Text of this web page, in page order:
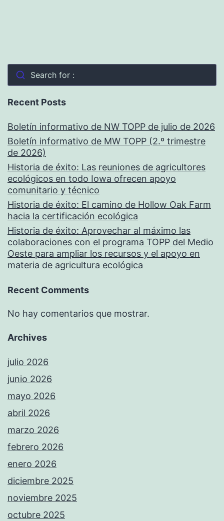
Search for :
Recent Posts
Boletín informativo de NW TOPP de julio de 2026
Boletín informativo de MW TOPP (2.º trimestre
de 2026)
Historia de éxito: Las reuniones de agricultores
ecológicos en todo Iowa ofrecen apoyo
comunitario y técnico
Historia de éxito: El camino de Hollow Oak Farm
hacia la certificación ecológica
Historia de éxito: Aprovechar al máximo las
colaboraciones con el programa TOPP del Medio
Oeste para ampliar los recursos y el apoyo en
materia de agricultura ecológica
Recent Comments
No hay comentarios que mostrar.
Archives
julio 2026
junio 2026
mayo 2026
abril 2026
marzo 2026
febrero 2026
enero 2026
diciembre 2025
noviembre 2025
octubre 2025